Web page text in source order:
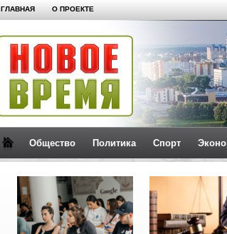
ГЛАВНАЯ О ПРОЕКТЕ
Общество Политика Спорт